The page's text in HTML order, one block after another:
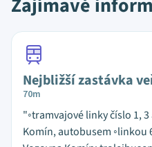
Zajímavé
Nejbližší zastávka
70m
"◦tramvajové linky číslo 1,
Komín, autobusem ◦linkou